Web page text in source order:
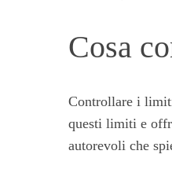
Cosa
Controllare i
questi limiti e
autorevoli che